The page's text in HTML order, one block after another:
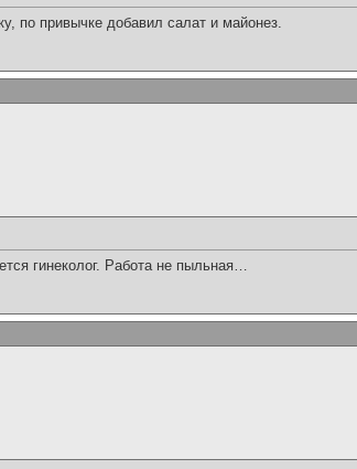
по привычке добавил салат и майонез.
гинеколог. Работа не пыльная…